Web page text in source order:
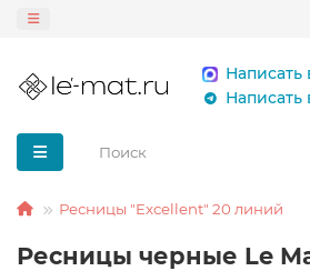
Написать
Написать
Ресницы "Excellent" 20 линий
Ресницы черные Le